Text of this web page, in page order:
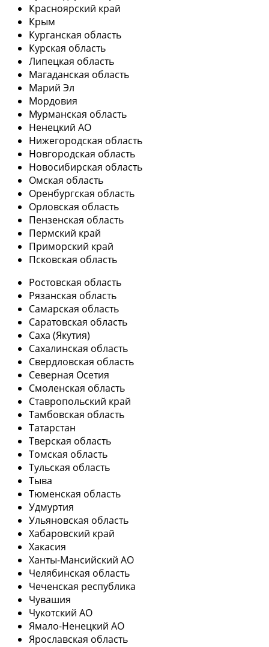
Красноярский край
Крым
Курганская область
Курская область
Липецкая область
Магаданская область
Марий Эл
Мордовия
Мурманская область
Ненецкий АО
Нижегородская область
Новгородская область
Новосибирская область
Омская область
Оренбургская область
Орловская область
Пензенская область
Пермский край
Приморский край
Псковская область
Ростовская область
Рязанская область
Самарская область
Саратовская область
Саха (Якутия)
Сахалинская область
Свердловская область
Северная Осетия
Смоленская область
Ставропольский край
Тамбовская область
Татарстан
Тверская область
Томская область
Тульская область
Тыва
Тюменская область
Удмуртия
Ульяновская область
Хабаровский край
Хакасия
Ханты-Мансийский АО
Челябинская область
Чеченская республика
Чувашия
Чукотский АО
Ямало-Ненецкий АО
Ярославская область